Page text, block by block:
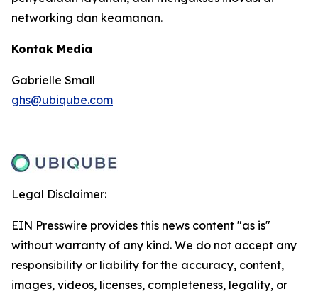
networking dan keamanan.
Kontak Media
Gabrielle Small
ghs@ubiqube.com
Legal Disclaimer:
EIN Presswire provides this news content "as is"
without warranty of any kind. We do not accept any
responsibility or liability for the accuracy, content,
images, videos, licenses, completeness, legality, or